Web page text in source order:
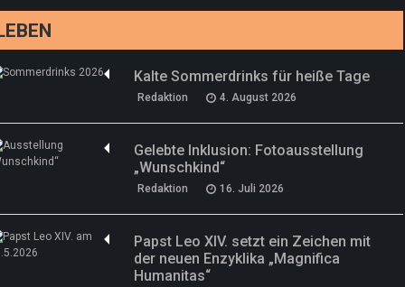
Kalte Sommerdrinks für heiße Tage
Redaktion 4. August 2026
Gelebte Inklusion: Fotoausstellung
„Wunschkind“
Redaktion 16. Juli 2026
Papst Leo XIV. setzt ein Zeichen mit
der neuen Enzyklika „Magnifica
Humanitas“